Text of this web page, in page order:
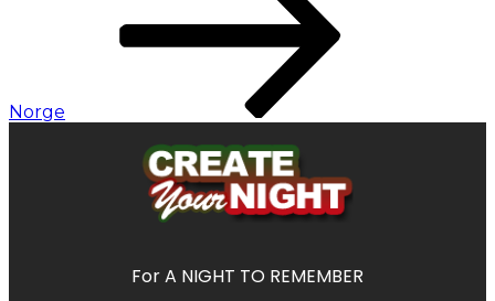
Norge
For A NIGHT TO REMEMBER